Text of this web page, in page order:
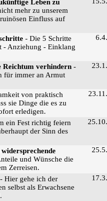
Leben zu
mehr zu unserem
Einfluss auf
- Die 5 Schritte
- Anziehung - Einklang
Reichtum verhindern -
für immer an Armut
von praktisch
sie Dinge die es zu
erledigen.
ein Fest richtig feiern
der Sinn des
und Wünsche die
Zerreisen.
- Hier gehe ich der
selbst als Erwachsene